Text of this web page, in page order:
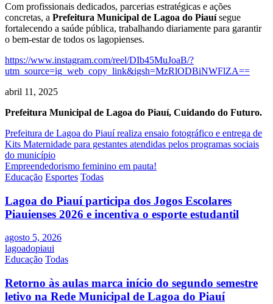
Com profissionais dedicados, parcerias estratégicas e ações
concretas, a Prefeitura Municipal de Lagoa do Piauísegue
fortalecendo a saúde pública, trabalhando diariamente para garantir
o bem-estar de todos os lagopienses.
https://www.instagram.com/reel/DIb45MuJoaB/?
utm_source=ig_web_copy_link&igsh=MzRlODBiNWFlZA==
abril 11, 2025
Prefeitura Municipal de Lagoa do Piauí, Cuidando do Futuro.
Navegação
de
Post
Prefeitura de Lagoa do Piauí realiza ensaio fotográfico e entrega de
Kits Maternidade para gestantes atendidas pelos programas sociais
do município
Empreendedorismo feminino em pauta!
Educação Esportes Todas
Lagoa do Piauí participa dos Jogos Escolares
Piauienses 2026 e incentiva o esporte estudantil
agosto 5, 2026
lagoadopiaui
Educação Todas
Retorno às aulas marca início do segundo semestre
letivo na Rede Municipal de Lagoa do Piauí